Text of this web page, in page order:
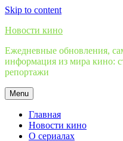
Skip to content
Новости кино
Ежедневные обновления,
информация из мира кино:
репортажи
Menu
Главная
Новости кино
О сериалах